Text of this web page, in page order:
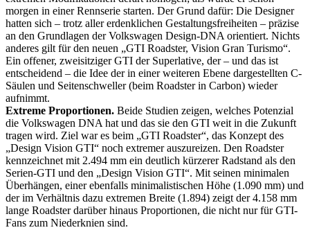
morgen in einer Rennserie starten. Der Grund dafür: Die Designer
hatten sich – trotz aller erdenklichen Gestaltungsfreiheiten – präzise
an den Grundlagen der Volkswagen Design-DNA orientiert. Nichts
anderes gilt für den neuen „GTI Roadster, Vision Gran Turismo“.
Ein offener, zweisitziger GTI der Superlative, der – und das ist
entscheidend – die Idee der in einer weiteren Ebene dargestellten C-
Säulen und Seitenschweller (beim Roadster in Carbon) wieder
aufnimmt.
Extreme Proportionen. Beide Studien zeigen, welches Potenzial
die Volkswagen DNA hat und das sie den GTI weit in die Zukunft
tragen wird. Ziel war es beim „GTI Roadster“, das Konzept des
„Design Vision GTI“ noch extremer auszureizen. Den Roadster
kennzeichnet mit 2.494 mm ein deutlich kürzerer Radstand als den
Serien-GTI und den „Design Vision GTI“. Mit seinen minimalen
Überhängen, einer ebenfalls minimalistischen Höhe (1.090 mm) und
der im Verhältnis dazu extremen Breite (1.894) zeigt der 4.158 mm
lange Roadster darüber hinaus Proportionen, die nicht nur für GTI-
Fans zum Niederknien sind.